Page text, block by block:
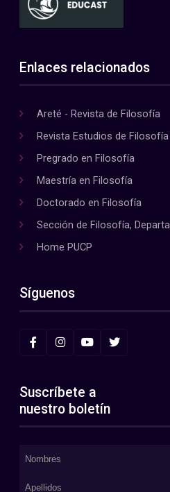
Enlaces relacionados
Areté - Revista de Filosofía
Revista Estudios de Filosofía
Pregrado en Filosofía
Maestría en Filosofía
Doctorado en Filosofía
Sección de Filosofía,
Home PUCP
Síguenos
Suscríbete a
nuestro boletín